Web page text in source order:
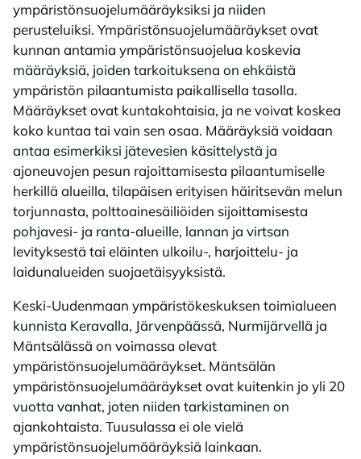
ympäristönsuojelumääräyksiksi ja niiden
perusteluiksi. Ympäristönsuojelumääräykset ovat
kunnan antamia ympäristönsuojelua koskevia
määräyksiä, joiden tarkoituksena on ehkäistä
ympäristön pilaantumista paikallisella tasolla.
Määräykset ovat kuntakohtaisia, ja ne voivat koskea
koko kuntaa tai vain sen osaa. Määräyksiä voidaan
antaa esimerkiksi jätevesien käsittelystä ja
ajoneuvojen pesun rajoittamisesta pilaantumiselle
herkillä alueilla, tilapäisen erityisen häiritsevän melun
torjunnasta, polttoainesäiliöiden sijoittamisesta
pohjavesi- ja ranta-alueille, lannan ja virtsan
levityksestä tai eläinten ulkoilu-, harjoittelu- ja
laidunalueiden suojaetäisyyksistä.
Keski-Uudenmaan ympäristökeskuksen toimialueen
kunnista Keravalla, Järvenpäässä, Nurmijärvellä ja
Mäntsälässä on voimassa olevat
ympäristönsuojelumääräykset. Mäntsälän
ympäristönsuojelumääräykset ovat kuitenkin jo yli 20
vuotta vanhat, joten niiden tarkistaminen on
ajankohtaista. Tuusulassa ei ole vielä
ympäristönsuojelumääräyksiä lainkaan.